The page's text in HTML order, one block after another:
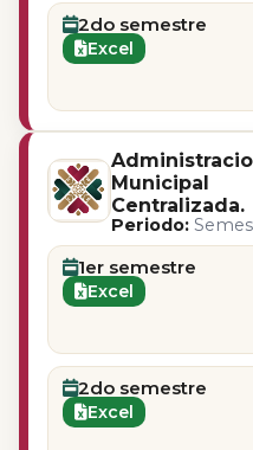
2do semestre
Excel
Municipal
Centralizada.
Periodo:
1er semestre
Excel
2do semestre
Excel